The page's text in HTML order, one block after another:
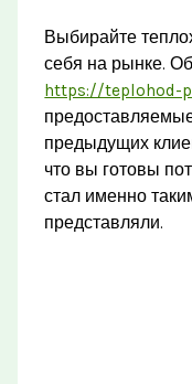
Выбирайте
себя на рынке.
https://teplohod-
предыдущих
что вы готовы
стал именно
представляли.